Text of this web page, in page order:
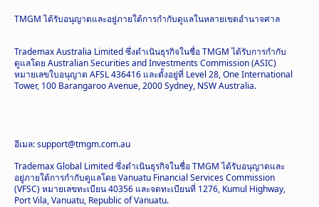
TMGM ได้รับอนุญาตและอยู่ภายใต้การกำกับดูแลในหลายเขตอำนาจศาล
Trademax Australia Limited ซึ่งดำเนินธุรกิจในชื่อ TMGM ได้รับการกำกับ
ดูแลโดย Australian Securities and Investments Commission (ASIC)
หมายเลขใบอนุญาต AFSL 436416 และตั้งอยู่ที่ Level 28, One International
Tower, 100 Barangaroo Avenue, 2000 Sydney, NSW Australia.
อีเมล: support@tmgm.com.au
Trademax Global Limited ซึ่งดำเนินธุรกิจในชื่อ TMGM ได้รับอนุญาตและ
อยู่ภายใต้การกำกับดูแลโดย Vanuatu Financial Services Commission
(VFSC) หมายเลขทะเบียน 40356 และจดทะเบียนที่ 1276, Kumul Highway,
Port Vila, Vanuatu, Republic of Vanuatu.